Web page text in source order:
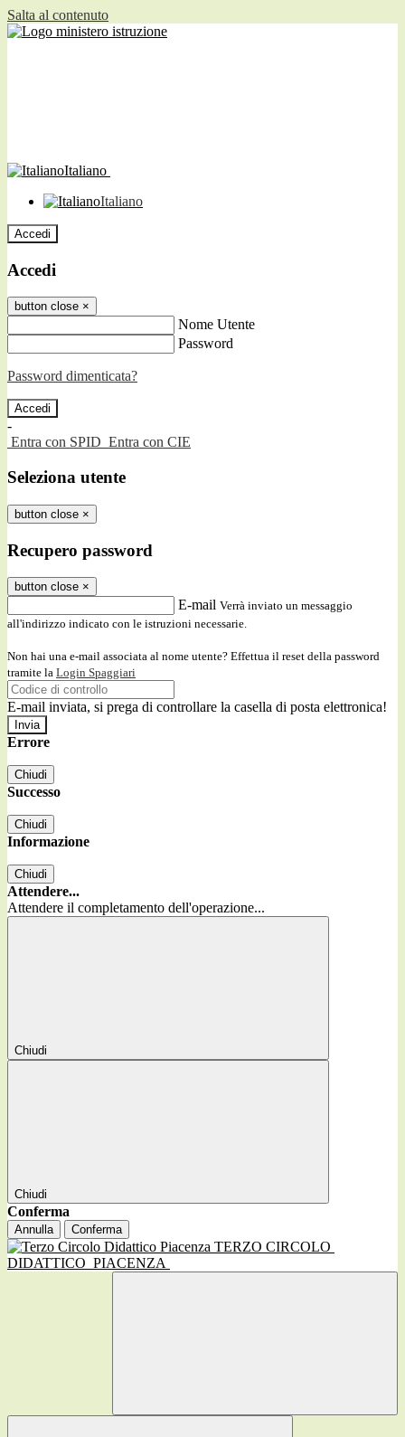
Salta al contenuto
Italiano
Italiano
Accedi
Accedi
button close ×
Nome Utente
Password
Password dimenticata?
-
Entra con SPID Entra con CIE
Seleziona utente
button close ×
Recupero password
button close ×
E-mail Verrà inviato un messaggio
all'indirizzo indicato con le istruzioni necessarie.
Non hai una e-mail associata al nome utente? Effettua il reset della password
tramite la Login Spaggiari
E-mail inviata, si prega di controllare la casella di posta elettronica!
Errore
Chiudi
Successo
Chiudi
Informazione
Chiudi
Attendere...
Attendere il completamento dell'operazione...
Chiudi
Chiudi
Conferma
Annulla Conferma
TERZO CIRCOLO
DIDATTICO PIACENZA